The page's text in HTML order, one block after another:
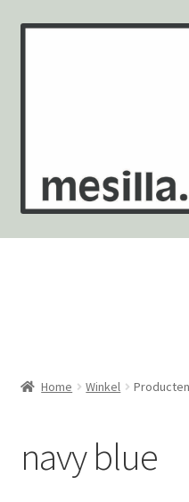
Ga
Ga
Wandtegels
Mozaïekvellen
Contact
Home Winkel
navy blue